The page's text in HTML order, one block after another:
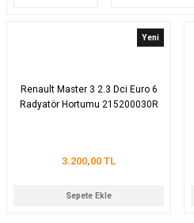
Yeni
Renault Master 3 2.3 Dci Euro 6
Radyatör Hortumu 215200030R
3.200,00 TL
Sepete Ekle